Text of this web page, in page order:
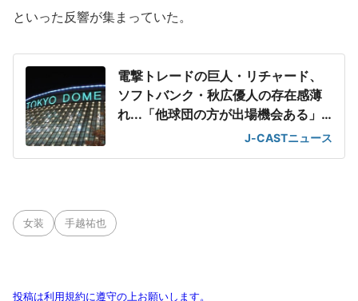
といった反響が集まっていた。
電撃トレードの巨人・リチャード、
ソフトバンク・秋広優人の存在感薄
れ...「他球団の方が出場機会ある」
J-CASTニュース
女装 手越祐也